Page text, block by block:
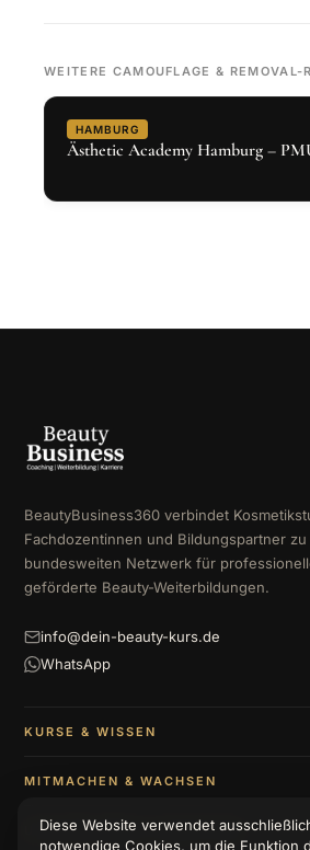
WEITERE CAMOUFLAGE & REMOVAL-
HAMBURG
Ästhetic Academy Hamburg –
BeautyBusiness360 verbindet
Fachdozentinnen und Bildungspartner zu
bundesweiten Netzwerk für
geförderte Beauty-Weiterbildungen.
info@dein-beauty-kurs.de
WhatsApp
KURSE & WISSEN
MITMACHEN & WACHSEN
UNTERNEHMEN & BERATUNG
Diese Website verwendet
notwendige Cookies, um die Funktion